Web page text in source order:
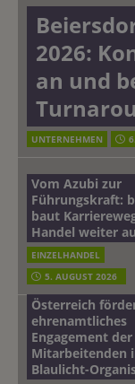
2026:
an und
UNTERNEHMEN
Vom Azubi zur
Führungskraft:
baut
Handel weiter
EINZELHANDEL
5. AUGUST 2026
mehr vom leben
Österreich
ehrenamtliches
Engagement der
Mitarbeitenden
Blaulicht-